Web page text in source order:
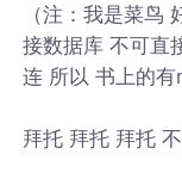
（注：我是菜鸟
接数据库 不可直
连 所以 书上的有
拜托 拜托 拜托